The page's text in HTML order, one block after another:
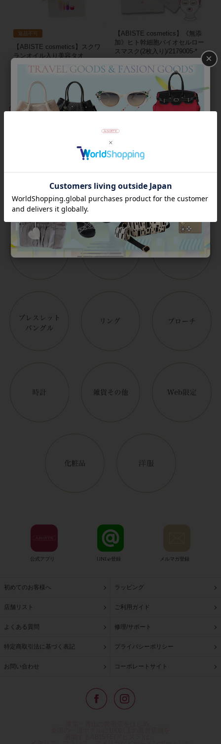
返品不可
【ABISTE cosmetics】スクワ
ランオイル入り美容タオ
ル/2179006-*
2,200
【ABISTE cosmetics】《無添
加》ヒト幹細胞バイオセルロー
スマスク(2枚入り)/2179005-*
¥2,750 税込
並び替え 絞り込み
Category
アイテムカテゴリー
公式アプリ LINE@登録 メルマガ登録
初めてのお客様へ ラッピング
店舗リスト ご利用ガイド
よくある質問 修理/サポート
特定商取引法に基づく表記 プライバシーポリシー
お問い合わせ コーポレートサイト
×